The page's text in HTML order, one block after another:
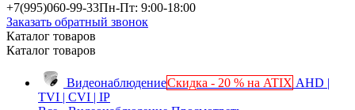
+7(995)060-99-33Пн-Пт: 9:00-18:00
Заказать обратный звонок
Каталог товаров
Каталог товаров
ВидеонаблюдениеСкидка - 20 % на ATIX AHD |
TVI | CVI | IP